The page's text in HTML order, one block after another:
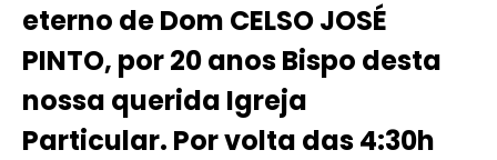
eterno de Dom CELSO JOSÉ
PINTO, por 20 anos Bispo desta
nossa querida Igreja
Particular. Por volta das 4:30h